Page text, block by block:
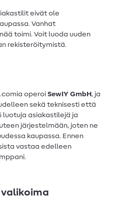
eivät ole
Vanhat
toimi. Voit luoda uuden
rekisteröitymistä.
operoi SewIY GmbH, ja
sekä teknisesti että
luotuja asiakastilejä ja
järjestelmään, joten ne
kaupassa. Ennen
vastaa edelleen
valikoima